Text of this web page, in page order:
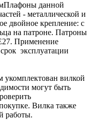
данной
- металлической и
двойное крепление: с
на патроне. Патроны
Применение
эксплуатации
укомплектован вилкой
могут быть
Вилка также
работы.